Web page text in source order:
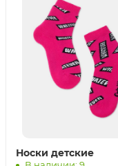
Носки детские